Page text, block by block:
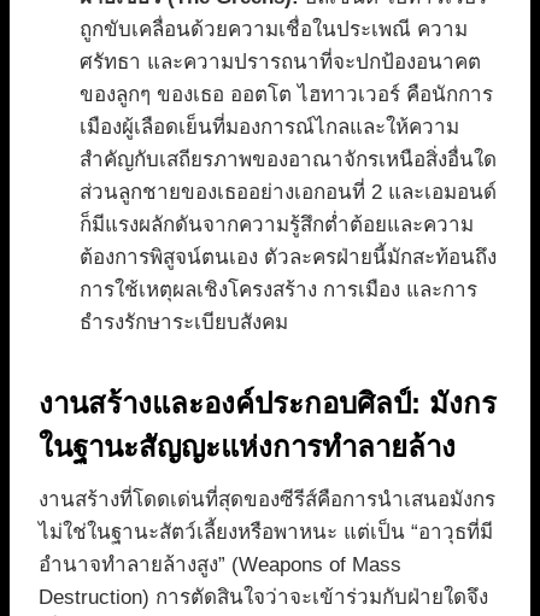
ถูกขับเคลื่อนด้วยความเชื่อในประเพณี ความ
ศรัทธา และความปรารถนาที่จะปกป้องอนาคต
ของลูกๆ ของเธอ ออตโต ไฮทาวเวอร์ คือนักการ
เมืองผู้เลือดเย็นที่มองการณ์ไกลและให้ความ
สำคัญกับเสถียรภาพของอาณาจักรเหนือสิ่งอื่นใด
ส่วนลูกชายของเธออย่างเอกอนที่ 2 และเอมอนด์
ก็มีแรงผลักดันจากความรู้สึกต่ำต้อยและความ
ต้องการพิสูจน์ตนเอง ตัวละครฝ่ายนี้มักสะท้อนถึง
การใช้เหตุผลเชิงโครงสร้าง การเมือง และการ
ธำรงรักษาระเบียบสังคม
งานสร้างและองค์ประกอบศิลป์: มังกร
ในฐานะสัญญะแห่งการทำลายล้าง
งานสร้างที่โดดเด่นที่สุดของซีรีส์คือการนำเสนอมังกร
ไม่ใช่ในฐานะสัตว์เลี้ยงหรือพาหนะ แต่เป็น “อาวุธที่มี
อำนาจทำลายล้างสูง” (Weapons of Mass
Destruction) การตัดสินใจว่าจะเข้าร่วมกับฝ่ายใดจึง